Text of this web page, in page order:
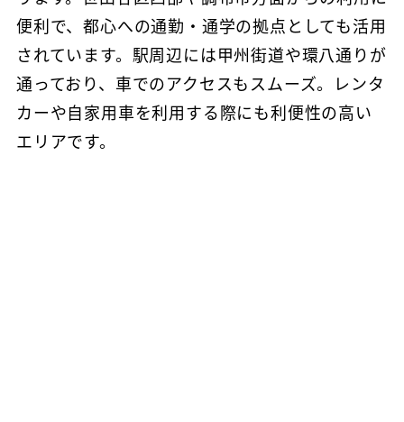
便利で、都心への通勤・通学の拠点としても活用
されています。駅周辺には甲州街道や環八通りが
通っており、車でのアクセスもスムーズ。レンタ
カーや自家用車を利用する際にも利便性の高い
エリアです。